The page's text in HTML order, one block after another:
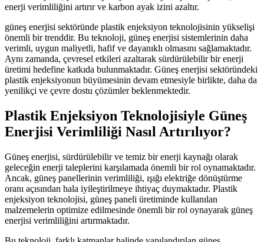
enerji verimliliğini artırır ve karbon ayak izini azaltır.
güneş enerjisi sektöründe plastik enjeksiyon teknolojisinin yükselişi
önemli bir trenddir. Bu teknoloji, güneş enerjisi sistemlerinin daha
verimli, uygun maliyetli, hafif ve dayanıklı olmasını sağlamaktadır.
Aynı zamanda, çevresel etkileri azaltarak sürdürülebilir bir enerji
üretimi hedefine katkıda bulunmaktadır. Güneş enerjisi sektöründeki
plastik enjeksiyonun büyümesinin devam etmesiyle birlikte, daha da
yenilikçi ve çevre dostu çözümler beklenmektedir.
Plastik Enjeksiyon Teknolojisiyle Güneş
Enerjisi Verimliliği Nasıl Artırılıyor?
Güneş enerjisi, sürdürülebilir ve temiz bir enerji kaynağı olarak
geleceğin enerji taleplerini karşılamada önemli bir rol oynamaktadır.
Ancak, güneş panellerinin verimliliği, ışığı elektriğe dönüştürme
oranı açısından hala iyileştirilmeye ihtiyaç duymaktadır. Plastik
enjeksiyon teknolojisi, güneş paneli üretiminde kullanılan
malzemelerin optimize edilmesinde önemli bir rol oynayarak güneş
enerjisi verimliliğini artırmaktadır.